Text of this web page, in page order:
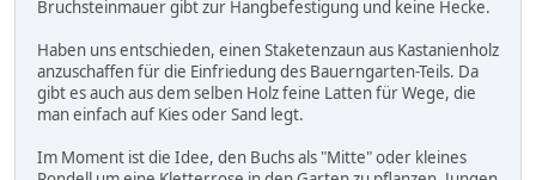
Bruchsteinmauer gibt zur Hangbefestigung und keine Hecke.
Haben uns entschieden, einen Staketenzaun aus Kastanienholz
anzuschaffen für die Einfriedung des Bauerngarten-Teils. Da
gibt es auch aus dem selben Holz feine Latten für Wege, die
man einfach auf Kies oder Sand legt.
Im Moment ist die Idee, den Buchs als "Mitte" oder kleines